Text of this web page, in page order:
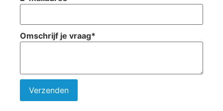
Omschrijf je vraag*
Verzenden